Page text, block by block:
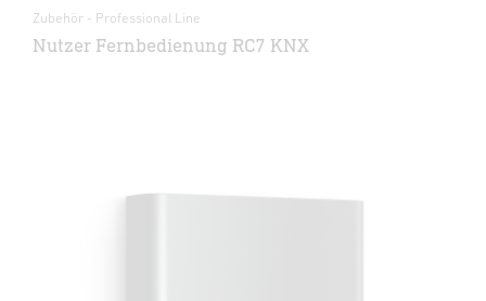
Zubehör - Professional Line
Nutzer Fernbedienung RC7 KNX